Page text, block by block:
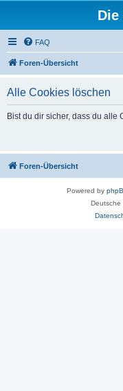
Die
FAQ
Foren-Übersicht
Alle Cookies löschen
Bist du dir sicher, dass du alle
Foren-Übersicht
Powered by
Deutsche